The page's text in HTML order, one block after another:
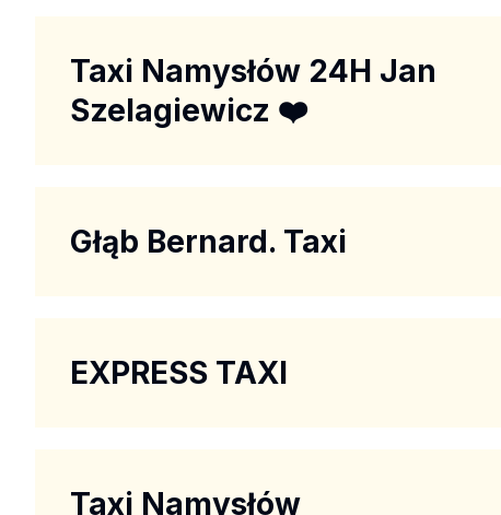
Taxi Namysłów 24H Jan
Szelagiewicz ❤️
Głąb Bernard. Taxi
EXPRESS TAXI
Taxi Namysłów